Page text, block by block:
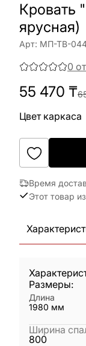
Кровать
ярусная)
Арт: МП-ТВ-
0
55 470 ₸
Цвет каркаса
Время
Этот товар
Размеры:
Длина
1980 мм
Ширина
800